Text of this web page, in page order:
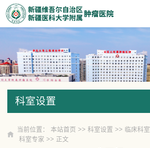
科室设置
科室设置
当前位置： 本站首页 >> 科室设置 >> 临床科室
科室专家 >> 正文